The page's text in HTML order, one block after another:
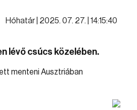
Hóhatár | 2025. 07. 27. | 14:15:40
lévő csúcs közelében.